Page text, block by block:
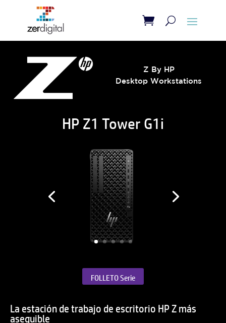
Z By HP
Desktop Workstations
HP Z1 Tower G1i
FOLLETO Serie
La estación de trabajo de escritorio HP Z más
asequible